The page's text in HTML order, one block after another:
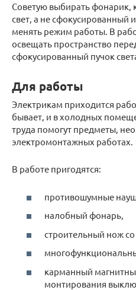
Советую выбирать фонарик,
свет, а не сфокусированный
менять режим работы. В
освещать пространство
сфокусированный пучок
Для работы
Электрикам приходится
бывает, и в холодных
труда помогут предметы,
электромонтажных работах.
В работе пригодятся:
противошумные
налобный фонарь,
строительный нож
карманный
монтирования